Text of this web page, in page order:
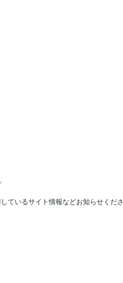
ているサイト情報などお知らせくださ